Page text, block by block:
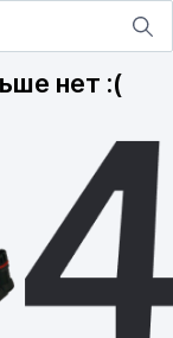
нет :(